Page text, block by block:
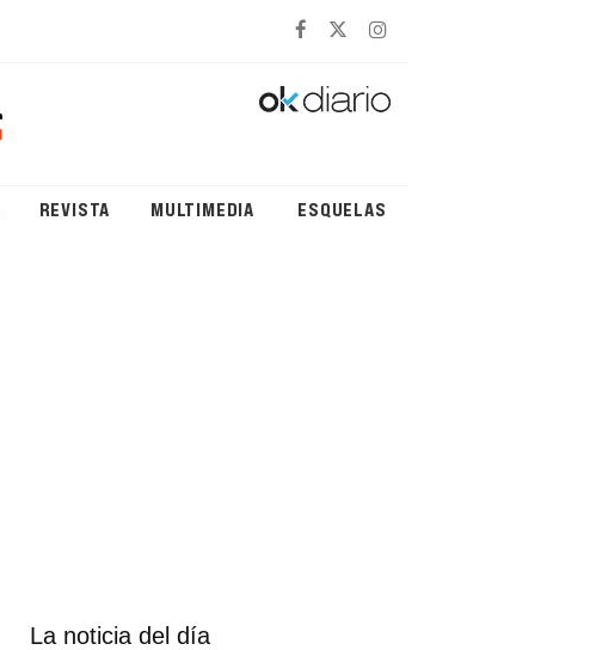
REVISTA MULTIMEDIA ESQUELAS
La noticia del día